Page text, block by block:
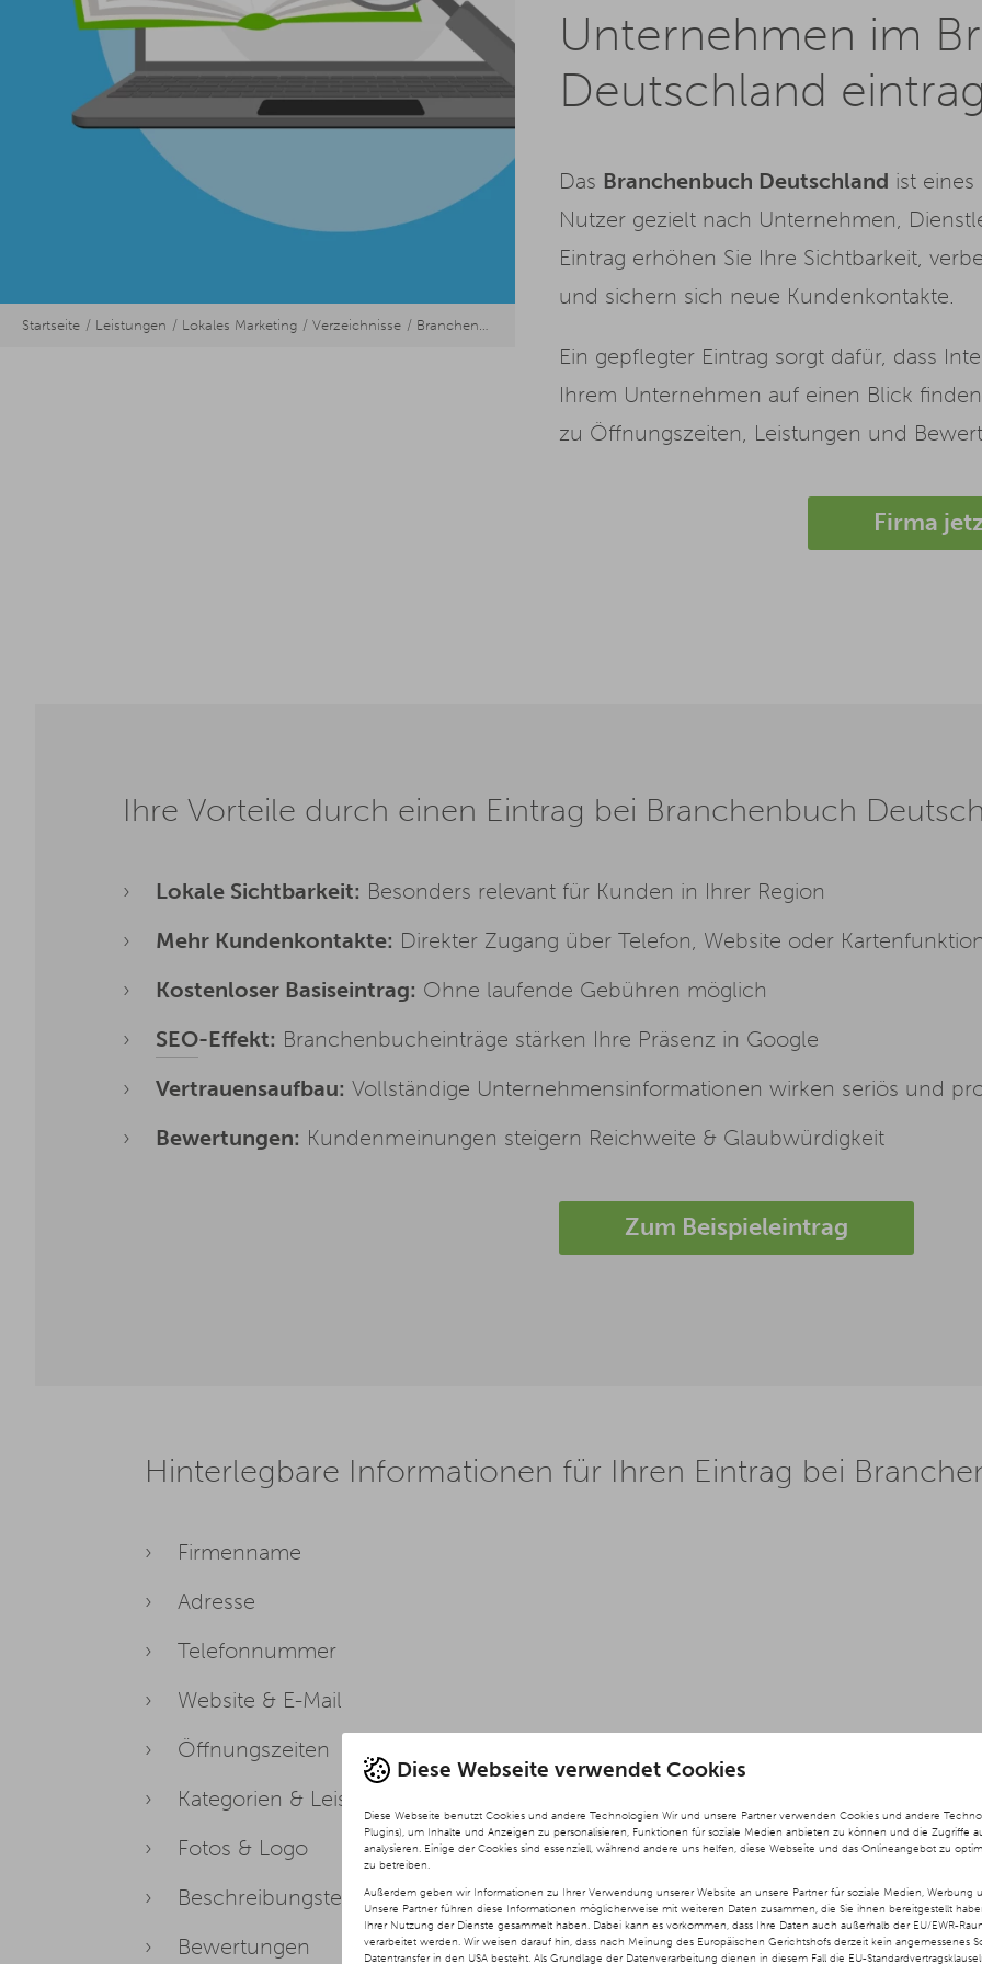
Diese Webseite verwendet Cookies
Diese Webseite benutzt Cookies und andere Technologien Wir und unsere Partner verwenden Cookies und andere
Plugins), um Inhalte und Anzeigen zu personalisieren, Funktionen für soziale Medien anbieten zu können und die Zugriffe
analysieren. Einige der Cookies sind essenziell, während andere uns helfen, diese Webseite und das Onlineangebot zu
zu betreiben.
Außerdem geben wir Informationen zu Ihrer Verwendung unserer Website an unsere Partner für soziale Medien, Werbung
Unsere Partner führen diese Informationen möglicherweise mit weiteren Daten zusammen, die Sie ihnen bereitgestellt
Ihrer Nutzung der Dienste gesammelt haben. Dabei kann es vorkommen, dass Ihre Daten auch außerhalb der EU/EWR-
verarbeitet werden. Wir weisen darauf hin, dass nach Meinung des Europäischen Gerichtshofs derzeit kein angemessenes
Datentransfer in den USA besteht. Als Grundlage der Datenverarbeitung dienen in diesem Fall die EU-
Startseite Leistungen Lokales Marketing Verzeichnisse
Unternehmen im
Deutschland
Das Branchenbuch Deutschland ist
Nutzer gezielt nach Unternehmen,
Eintrag erhöhen Sie Ihre Sichtbarkeit,
und sichern sich neue Kundenkontakte.
Ein gepflegter Eintrag sorgt dafür, dass
Ihrem Unternehmen auf einen Blick
zu Öffnungszeiten, Leistungen und
Firma
Ihre Vorteile durch einen Eintrag bei Branchenbuch
Lokale Sichtbarkeit: Besonders relevant für Kunden in Ihrer Region
Mehr Kundenkontakte: Direkter Zugang über Telefon, Website oder Kartenfunktion
Kostenloser Basiseintrag: Ohne laufende Gebühren möglich
SEO-Effekt: Branchenbucheinträge stärken Ihre Präsenz in Google
Vertrauensaufbau: Vollständige Unternehmensinformationen wirken seriös und
Bewertungen: Kundenmeinungen steigern Reichweite & Glaubwürdigkeit
Zum Beispieleintrag
Hinterlegbare Informationen für Ihren Eintrag bei
Firmenname
Adresse
Telefonnummer
Website & E-Mail
Öffnungszeiten
Kategorien & Leistungen
Fotos & Logo
Beschreibungstext
Bewertungen